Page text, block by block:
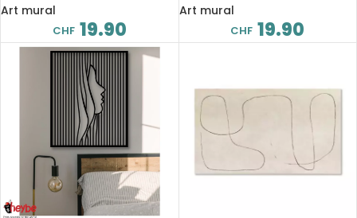
cm
Art mural
CHF 19.90
Art mural
CHF 19.90